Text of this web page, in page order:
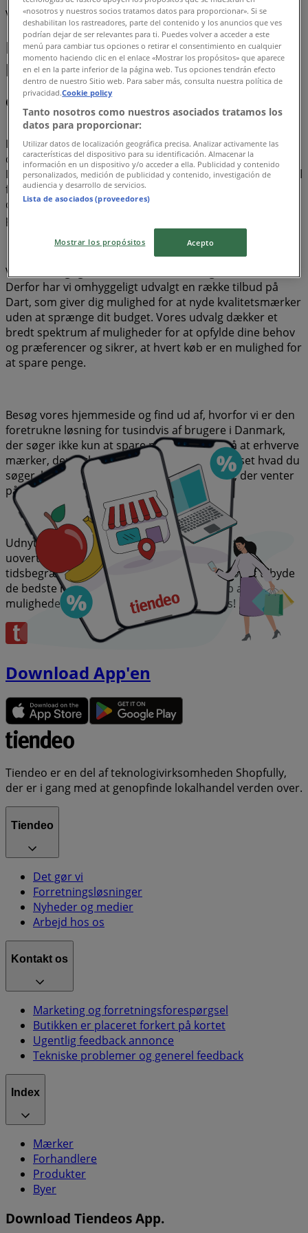
Vi offentliggør snart tilbud fra Dart
Dart, alle tilbuddene lige ved
hånden
Opdag de bedste tilbud på Dart i august 2026!
I denne måned af august i 2026, er vi glade for at tilbyde
dig de mest attraktive og konkurrencedygtige tilbud på
Dart, der er tilgængelige i Danmark. Hos Tiendeo har vi til
formål at give dig adgang til et bredt udvalg af tilbud, så
du kan finde præcis det, du har brug for, til uovertrufne
priser.
Vi forstår vigtigheden af at få mest muligt ud af dine køb.
Derfor har vi omhyggeligt udvalgt en række tilbud på
Dart, som giver dig mulighed for at nyde kvalitetsmærker
uden at sprænge dit budget. Vores udvalg dækker et
bredt spektrum af muligheder for at opfylde dine behov
og præferencer og sikrer, at hvert køb er en mulighed for
at spare penge.
Besøg vores hjemmeside og find ud af, hvorfor vi er den
foretrukne løsning for tusindvis af brugere i Danmark,
der søger ikke kun at spare penge, men også at erhverve
mærker, der forbedrer deres livskvalitet. Uanset hvad du
søger, har vi de bedste tilbud og kampagner, der venter
på dig.
Udnyt denne unikke mulighed for at få Dart til
uovertrufne priser. Husk, at vores tilbud er
tidsbegrænsede, og de opdateres løbende for at tilbyde
de bedste mærker på markedet. Gå ikke glip af
muligheden for at få Dart til den bedste pris!
Download App'en
Tiendeo er en del af teknologivirksomheden Shopfully,
der er i gang med at genopfinde lokalhandel verden over.
Tiendeo
Det gør vi
Forretningsløsninger
Nyheder og medier
Arbejd hos os
Kontakt os
Marketing og forretningsforespørgsel
Butikken er placeret forkert på kortet
Ugentlig feedback annonce
Tekniske problemer og generel feedback
Index
Mærker
Forhandlere
Produkter
Byer
Download Tiendeos App.
«nosotros y nuestros socios tratamos datos para proporcionar». Si se
deshabilitan los rastreadores, parte del contenido y los anuncios que ves
podrían dejar de ser relevantes para ti. Puedes volver a acceder a este
menú para cambiar tus opciones o retirar el consentimiento en cualquier
momento haciendo clic en el enlace «Mostrar los propósitos» que aparece
en el en la parte inferior de la página web. Tus opciones tendrán efecto
dentro de nuestro Sitio web. Para saber más, consulta nuestra política de
privacidad.Cookie policy
Tanto nosotros como nuestros asociados tratamos los
datos para proporcionar:
Utilizar datos de localización geográfica precisa. Analizar activamente las
características del dispositivo para su identificación. Almacenar la
información en un dispositivo y/o acceder a ella. Publicidad y contenido
personalizados, medición de publicidad y contenido, investigación de
audiencia y desarrollo de servicios.
Lista de asociados (proveedores)
Mostrar los propósitos Acepto